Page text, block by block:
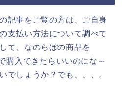
記事をご覧の方は、ご自身
支払い方法について調べて
て、なのらぼの商品を
購入できたらいいのにな～
でしょうか？でも、、、。